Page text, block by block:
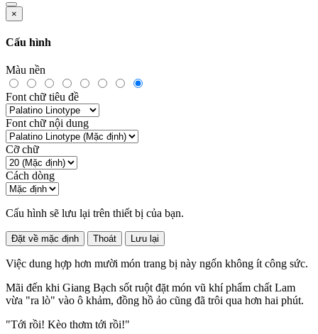
×
Cấu hình
Màu nền
Font chữ tiêu đề
Font chữ nội dung
Cỡ chữ
Cách dòng
Cấu hình sẽ lưu lại trên thiết bị của bạn.
Đặt về mặc định Thoát Lưu lại
Việc dung hợp hơn mười món trang bị này ngốn không ít công sức.
Mãi đến khi Giang Bạch sốt ruột đặt món vũ khí phẩm chất Lam
vừa "ra lò" vào ô khảm, đồng hồ ảo cũng đã trôi qua hơn hai phút.
"Tới rồi! Kèo thơm tới rồi!"